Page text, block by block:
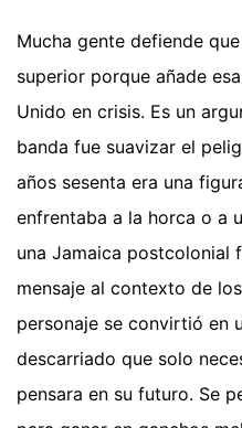
Mucha gente defiende
superior porque añade
Unido en crisis. Es un
banda fue suavizar el
años sesenta era una
enfrentaba a la horca o a
una Jamaica postcolonial
mensaje al contexto de
personaje se convirtió en
descarriado que solo
pensara en su futuro. Se